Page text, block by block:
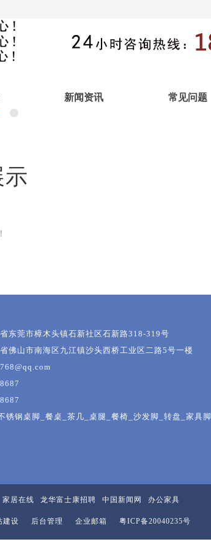
新闻资讯 常见问题
示
东莞市樟木头镇石新社区石新路318-319号
佛山市南海区九江镇沙头西桥工业区二路5号一楼
锈钢桌脚_餐桌_茶几_桌腿_餐椅_沙发脚_转盘_家具脚
家居在线 龙华富士康招聘 中国新闻网 办公家具
建设 后台管理 企业邮箱 粤ICP备20040235号